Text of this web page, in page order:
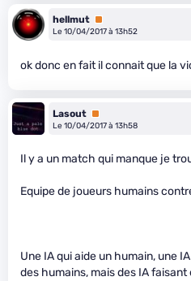
hellmut Premium
Le 10/04/2017 à 13h52
ok donc en fait il connait que la
Lasout Premium
Le 10/04/2017 à 13h58
Il y a un match qui manque je
Equipe de joueurs humains
Une IA qui aide un humain, une
des humains, mais des IA